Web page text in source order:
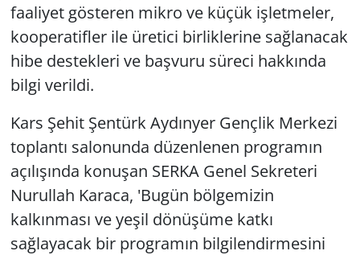
faaliyet gösteren mikro ve küçük işletmeler,
kooperatifler ile üretici birliklerine sağlanacak
hibe destekleri ve başvuru süreci hakkında
bilgi verildi.
Kars Şehit Şentürk Aydınyer Gençlik Merkezi
toplantı salonunda düzenlenen programın
açılışında konuşan SERKA Genel Sekreteri
Nurullah Karaca, 'Bugün bölgemizin
kalkınması ve yeşil dönüşüme katkı
sağlayacak bir programın bilgilendirmesini